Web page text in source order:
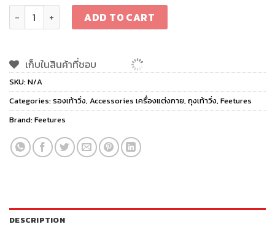
Feetures Elite UL Socks No Show quantity
ADD TO CART
เก็บในสินค้าที่ชอบ
SKU:N/A
Categories:รองเท้าวิ่ง, Accessories เครื่องแต่งกาย, ถุงเท้าวิ่ง, Feetures
Brand:Feetures
DESCRIPTION